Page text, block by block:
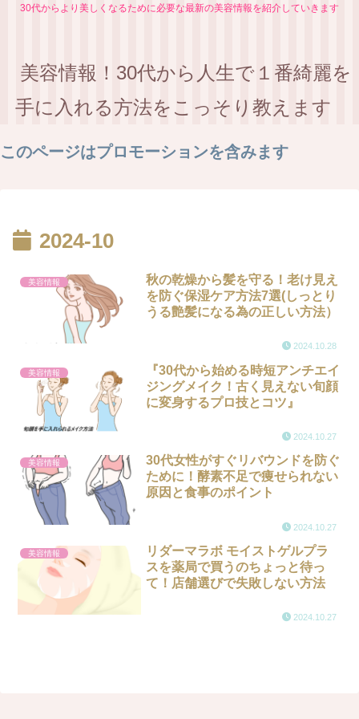
30代からより美しくなるために必要な最新の美容情報を紹介していきます
美容情報！30代から人生で１番綺麗を
手に入れる方法をこっそり教えます
このページはプロモーションを含みます
2024-10
美容情報
秋の乾燥から髪を守る！老け見え
を防ぐ保湿ケア方法7選(しっとり
うる艶髪になる為の正しい方法）
2024.10.28
美容情報
『30代から始める時短アンチエイ
ジングメイク！古く見えない旬顔
に変身するプロ技とコツ』
2024.10.27
美容情報
30代女性がすぐリバウンドを防ぐ
ために！酵素不足で痩せられない
原因と食事のポイント
2024.10.27
美容情報
リダーマラボ モイストゲルプラ
スを薬局で買うのちょっと待っ
て！店舗選びで失敗しない方法
2024.10.27